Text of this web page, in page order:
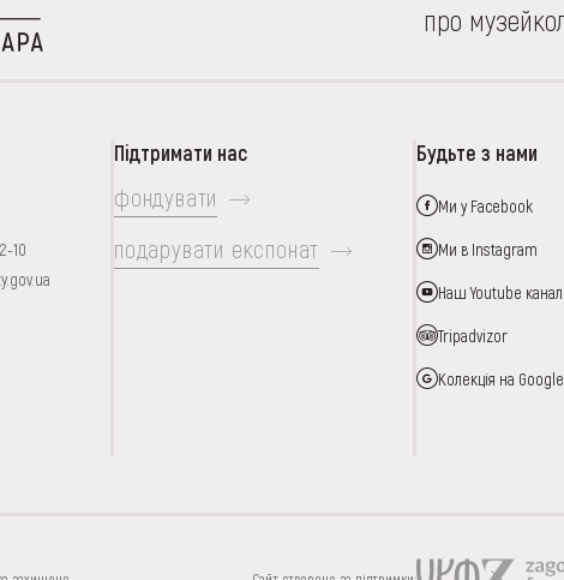
КРАМНИЦЯ ПІДТРИМАТИ
про музей
10
Підтримати нас
фондувати
подарувати експонат
Будьте з нами
Ми у Facebook
Ми в Instagram
Наш Youtube канал
Tripadvizor
Колекція на